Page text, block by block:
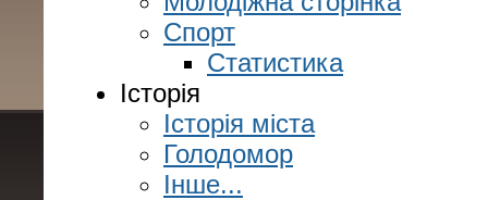
Спорт
Статистика
Історія
Історія міста
Голодомор
Інше...